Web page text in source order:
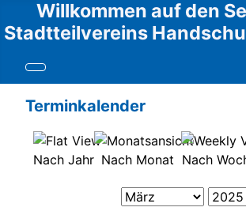
Willkommen auf den
Stadtteilvereins
Terminkalender
Nach Jahr Nach Monat Nach